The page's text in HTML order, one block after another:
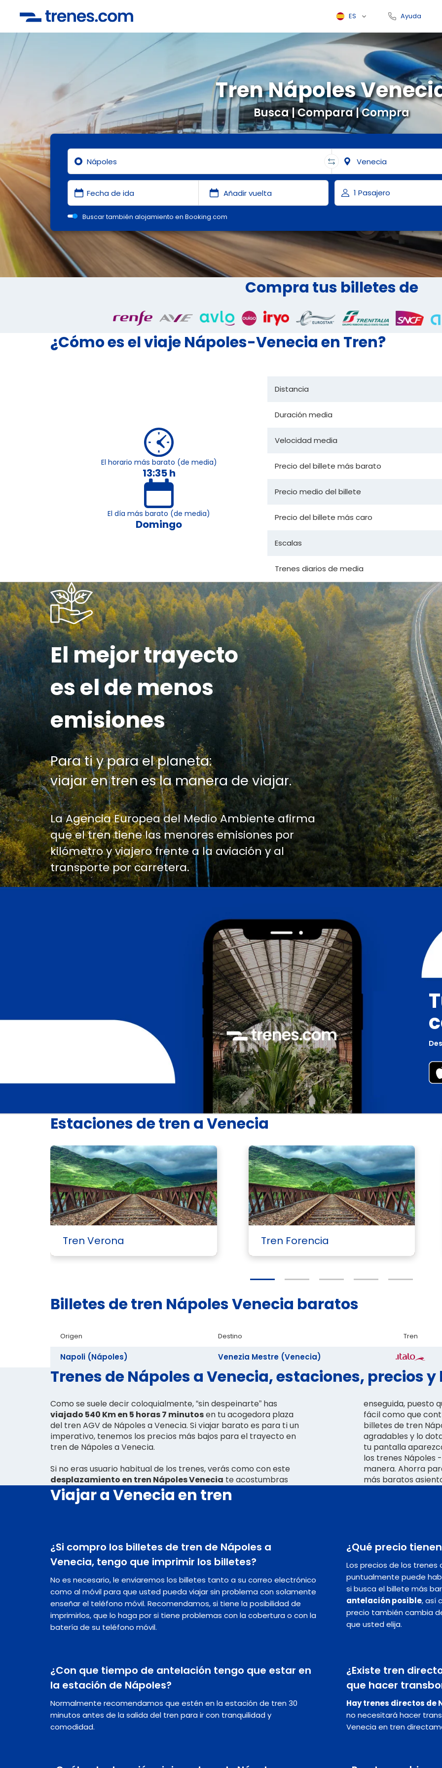
ES Ayuda
Busca | Compara | Compra
Tren Nápoles
Buscar también alojamiento en Booking.com
Compra tus billetes de
¿Cómo es el viaje Nápoles-Venecia en Tren?
El horario más barato (de media)
13:35 h
El día más barato (de media)
Domingo
Distancia
Duración media
Velocidad media
Precio del billete más barato
Precio medio del billete
Precio del billete más caro
Escalas
Trenes diarios de media
El mejor trayecto
es el de menos
emisiones
Para ti y para el planeta:
viajar en tren es la manera de viajar.
La Agencia Europea del Medio Ambiente afirma
que el tren tiene las menores emisiones por
kilómetro y viajero frente a la aviación y al
transporte por carretera.
Estaciones de tren a Venecia
Tren Verona Tren Forencia
Billetes de tren Nápoles Venecia baratos
Origen Destino Tren
Napoli (Nápoles) Venezia Mestre (Venecia)
Trenes de Nápoles a Venecia, estaciones, precios
Como se suele decir coloquialmente, “sin despeinarte” has
viajado 540 Km en 5 horas 7 minutosen tu acogedora plaza
del tren AGV de Nápoles a Venecia. Si viajar barato es para ti un
imperativo, tenemos los precios más bajos para el trayecto en
tren de Nápoles a Venecia.
Si no eras usuario habitual de los trenes, verás como con este
desplazamiento en tren Nápoles Venecia te acostumbras
enseguida, puesto
fácil como que
billetes de tren
agradables y lo
tu pantalla
los trenes Nápoles
manera. Ahorra
más baratos
Viajar a Venecia en tren
¿Si compro los billetes de tren de Nápoles a
Venecia, tengo que imprimir los billetes?
No es necesario, le enviaremos los billetes tanto a su correo electrónico
como al móvil para que usted pueda viajar sin problema con solamente
enseñar el teléfono móvil. Recomendamos, si tiene la posibilidad de
imprimirlos, que lo haga por si tiene problemas con la cobertura o con la
batería de su teléfono móvil.
¿Qué precio
Los precios de los trenes
puntualmente puede
si busca el billete más
antelación posible, así
precio también cambia
que usted elija.
¿Con que tiempo de antelación tengo que estar en
la estación de Nápoles?
Normalmente recomendamos que estén en la estación de tren 30
minutos antes de la salida del tren para ir con tranquilidad y
comodidad.
¿Existe tren
que hacer
Hay trenes directos de
no necesitará hacer
Venecia en tren